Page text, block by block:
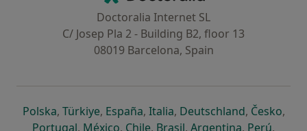
Doctoralia Internet SL
C/ Josep Pla 2 - Building B2, floor 13
08019 Barcelona, Spain
Polskaabre num novo separador
, Türkiyeabre num novo separador
, Españaabre num novo separador
, Italiaabre num novo
, Deutschlandabre num
, Česko,
Portugalabre num novo separador
, Méxicoabre num novo separador
, Chileabre num novo separador
, Brasilabre num novo
, Argentinaabre num
, Perúabre
,